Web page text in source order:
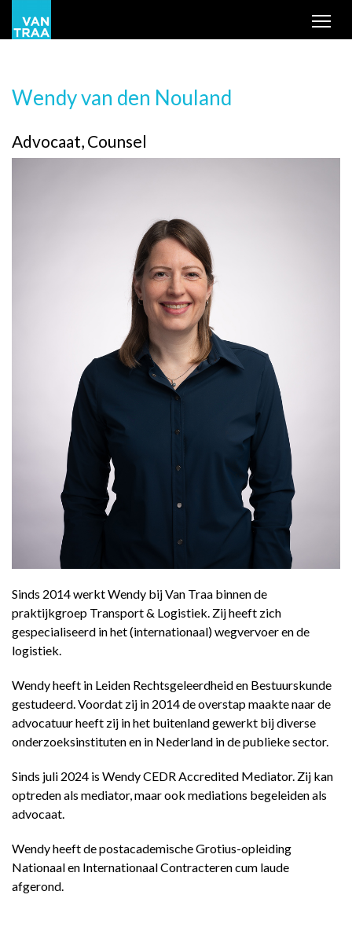
Wendy van den Nouland
Advocaat, Counsel
Sinds 2014 werkt Wendy bij Van Traa binnen de
praktijkgroep Transport & Logistiek. Zij heeft zich
gespecialiseerd in het (internationaal) wegvervoer en de
logistiek.
Wendy heeft in Leiden Rechtsgeleerdheid en Bestuurskunde
gestudeerd. Voordat zij in 2014 de overstap maakte naar de
advocatuur heeft zij in het buitenland gewerkt bij diverse
onderzoeksinstituten en in Nederland in de publieke sector.
Sinds juli 2024 is Wendy CEDR Accredited Mediator. Zij kan
optreden als mediator, maar ook mediations begeleiden als
advocaat.
Wendy heeft de postacademische Grotius-opleiding
Nationaal en Internationaal Contracteren cum laude
afgerond.